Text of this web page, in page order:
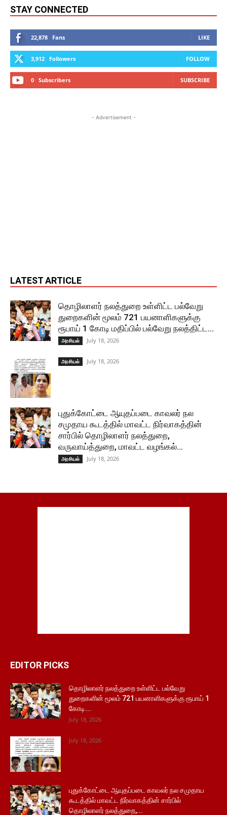
STAY CONNECTED
22,878 Fans LIKE
3,912 Followers FOLLOW
0 Subscribers SUBSCRIBE
- Advertisement -
LATEST ARTICLE
தொழிலாளர் நலத்துறை உள்ளிட்ட பல்வேறு
துறைகளின் மூலம் 721 பயனாளிகளுக்கு
ரூபாய் 1 கோடி மதிப்பில் பல்வேறு நலத்திட்ட...
அரசியல் July 18, 2026
அரசியல் July 18, 2026
புதுக்கோட்டை ஆயுதப்படை காவலர் நல
சமுதாய கூடத்தில் மாவட்ட நிர்வாகத்தின்
சார்பில் தொழிலாளர் நலத்துறை,
வருவாய்த்துறை, மாவட்ட வழங்கல்...
அரசியல் July 18, 2026
EDITOR PICKS
தொழிலாளர் நலத்துறை உள்ளிட்ட பல்வேறு
துறைகளின் மூலம் 721 பயனாளிகளுக்கு ரூபாய் 1
கோடி...
July 18, 2026
July 18, 2026
புதுக்கோட்டை ஆயுதப்படை காவலர் நல சமுதாய
கூடத்தில் மாவட்ட நிர்வாகத்தின் சார்பில்
தொழிலாளர் நலத்துறை,...